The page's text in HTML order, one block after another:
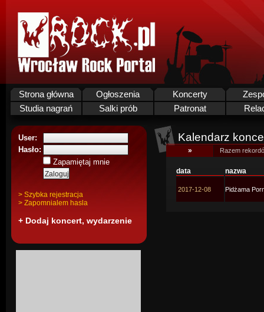
Strona główna Ogłoszenia Koncerty
Studia nagrań
Salki prób Patronat
User:
Hasło:
Zapamiętaj mnie
> Szybka rejestracja
> Zapomnialem hasla
+ Dodaj koncert, wydarzenie
Kalendarz
» Razem
data nazwa
2017-12-08 Pidżama